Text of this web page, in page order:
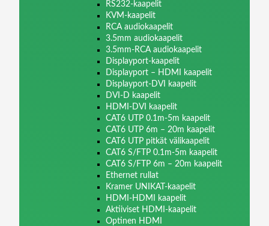
RS232-kaapelit
KVM-kaapelit
RCA audiokaapelit
3.5mm audiokaapelit
3.5mm-RCA audiokaapelit
Displayport-kaapelit
Displayport – HDMI kaapelit
Displayport-DVI kaapelit
DVI-D kaapelit
HDMI-DVI kaapelit
CAT6 UTP 0.1m-5m kaapelit
CAT6 UTP 6m – 20m kaapelit
CAT6 UTP pitkät välikaapelit
CAT6 S/FTP 0.1m-5m kaapelit
CAT6 S/FTP 6m – 20m kaapelit
Ethernet rullat
Kramer UNIKAT-kaapelit
HDMI-HDMI kaapelit
Aktiiviset HDMI-kaapelit
Optinen HDMI